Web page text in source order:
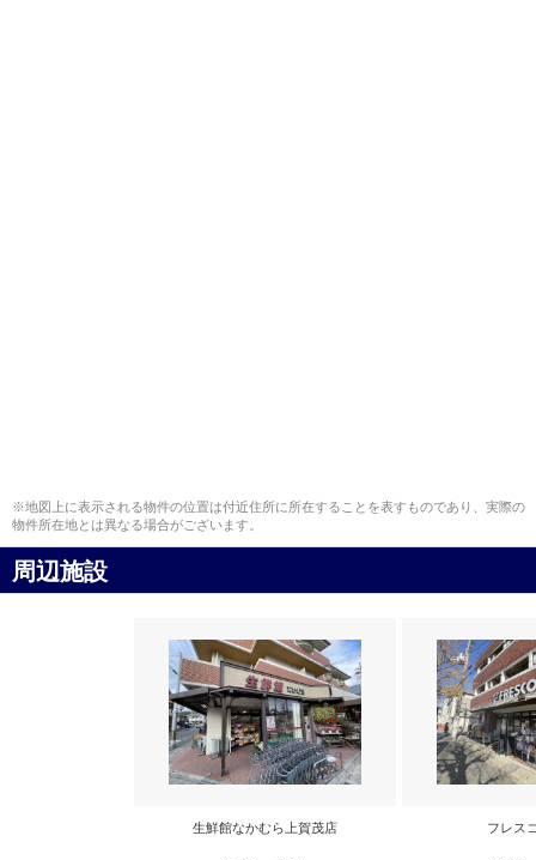
※地図上に表示される物件の位置は付近住所に所在することを表すものであり、実際の
物件所在地とは異なる場合がございます。
周辺施設
生鮮館なかむら上賀茂店 フレス